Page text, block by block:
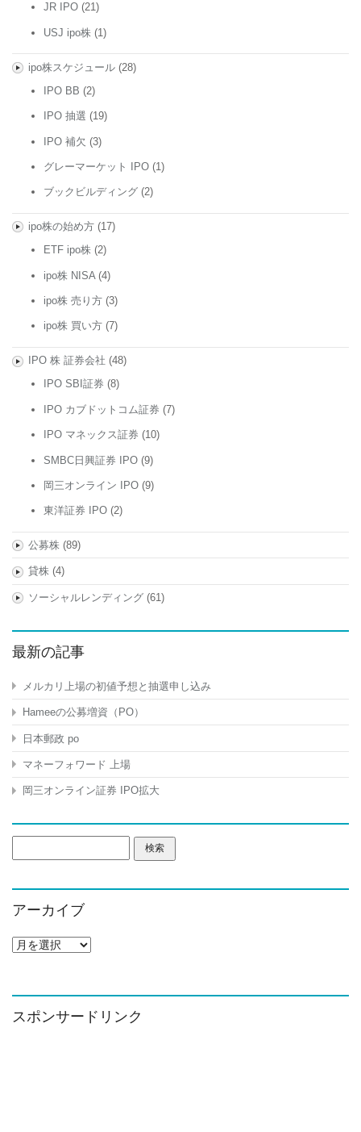
JR IPO (21)
USJ ipo株 (1)
ipo株スケジュール(28)
IPO BB (2)
IPO 抽選 (19)
IPO 補欠 (3)
グレーマーケット IPO (1)
ブックビルディング (2)
ipo株の始め方(17)
ETF ipo株 (2)
ipo株 NISA (4)
ipo株 売り方 (3)
ipo株 買い方 (7)
IPO 株 証券会社 (48)
IPO SBI証券 (8)
IPO カブドットコム証券 (7)
IPO マネックス証券 (10)
SMBC日興証券 IPO (9)
岡三オンライン IPO (9)
東洋証券 IPO (2)
公募株(89)
貸株(4)
ソーシャルレンディング(61)
最新の記事
メルカリ上場の初値予想と抽選申し込み
Hameeの公募増資（PO）
日本郵政 po
マネーフォワード 上場
岡三オンライン証券 IPO拡大
索:
アーカイブ
ア
イ
ブ
スポンサードリンク